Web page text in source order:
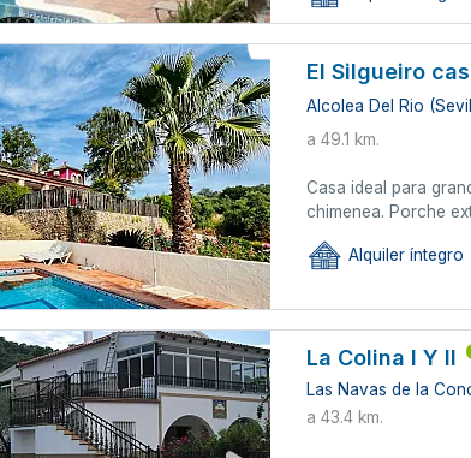
El Silgueiro
Alcolea Del Rio
a 49.1 km.
Casa ideal para
chimenea. Porche
Alquiler íntegro
La Colina I Y II
Las Navas de la
a 43.4 km.